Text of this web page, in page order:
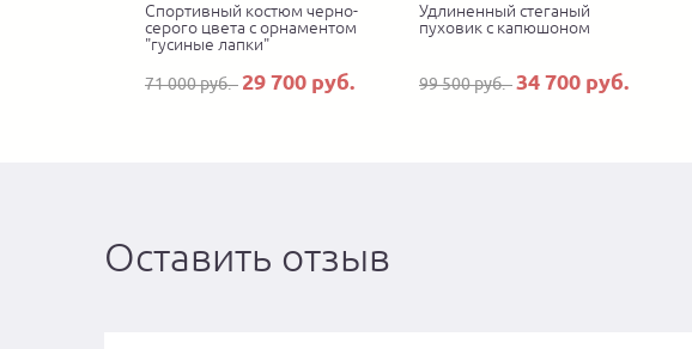
Спортивный костюм черно-
серого цвета с орнаментом
"гусиные лапки"
71 000 руб. 29 700 руб.
Удлиненный стеганый
пуховик с капюшоном
99 500 руб.34 700 руб.
Оставить отзыв